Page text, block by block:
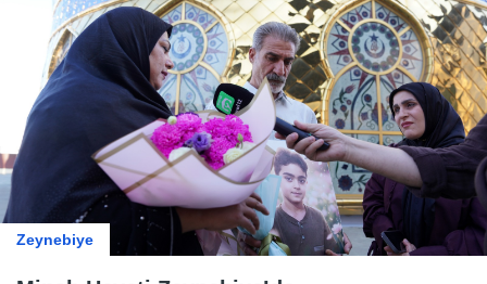
Zeynebiye